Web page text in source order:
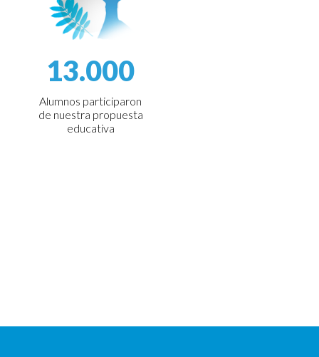
13.000
Alumnos participaron
de nuestra propuesta
educativa